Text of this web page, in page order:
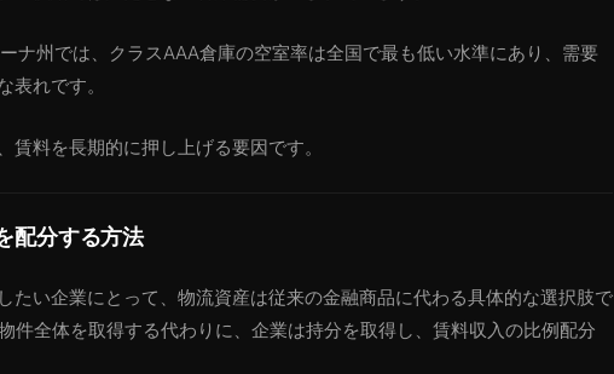
ナ州では、クラスAAA倉庫の空室率は全国で最も低い水準にあり、需要
表れです。
料を長期的に押し上げる要因です。
配分する方法
たい企業にとって、物流資産は従来の金融商品に代わる具体的な選択肢で
件全体を取得する代わりに、企業は持分を取得し、賃料収入の比例配分